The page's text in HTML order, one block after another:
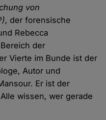
von
, der forensische
Rebecca
der
Vierte im Bunde ist der
Autor und
Er ist der
wissen, wer gerade